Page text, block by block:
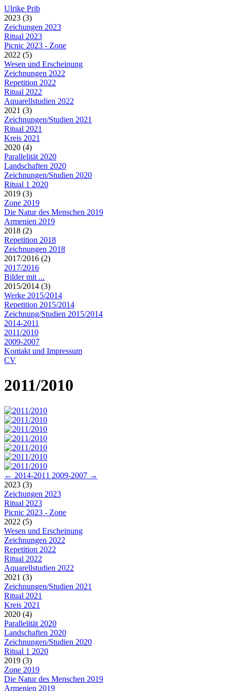
Ulrike Prib
2023 (3)
Zeichungen 2023
Ritual 2023
Picnic 2023 - Zone
2022 (5)
Wesen und Erscheinung
Zeichnungen 2022
Repetition 2022
Ritual 2022
Aquarellstudien 2022
2021 (3)
Zeichnungen/Studien 2021
Ritual 2021
Kreis 2021
2020 (4)
Parallelität 2020
Landschaften 2020
Zeichnungen/Studien 2020
Ritual 1 2020
2019 (3)
Zone 2019
Die Natur des Menschen 2019
Armenien 2019
2018 (2)
Repetition 2018
Zeichnungen 2018
2017/2016 (2)
2017/2016
Bilder mit ...
2015/2014 (3)
Werke 2015/2014
Repetition 2015/2014
Zeichnung/Studien 2015/2014
2014-2011
2011/2010
2009-2007
Kontakt und Impressum
CV
2011/2010
← 2014-2011 2009-2007 →
2023 (3)
Zeichungen 2023
Ritual 2023
Picnic 2023 - Zone
2022 (5)
Wesen und Erscheinung
Zeichnungen 2022
Repetition 2022
Ritual 2022
Aquarellstudien 2022
2021 (3)
Zeichnungen/Studien 2021
Ritual 2021
Kreis 2021
2020 (4)
Parallelität 2020
Landschaften 2020
Zeichnungen/Studien 2020
Ritual 1 2020
2019 (3)
Zone 2019
Die Natur des Menschen 2019
Armenien 2019